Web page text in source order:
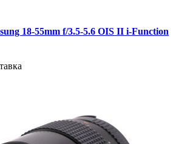
18-55mm f/3.5-5.6 OIS II i-Function